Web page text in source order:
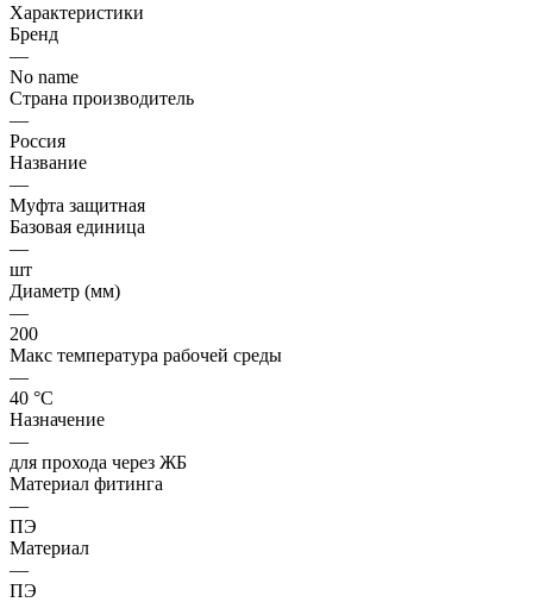
Характеристики
Бренд
—
No name
Страна производитель
—
Россия
Название
—
Муфта защитная
Базовая единица
—
шт
Диаметр (мм)
—
200
Макс температура рабочей среды
—
40 °С
Назначение
—
для прохода через ЖБ
Материал фитинга
—
ПЭ
Материал
—
ПЭ